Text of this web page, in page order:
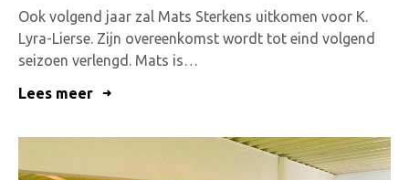
Ook volgend jaar zal Mats Sterkens uitkomen voor K.
Lyra-Lierse. Zijn overeenkomst wordt tot eind volgend
seizoen verlengd. Mats is…
Lees meer